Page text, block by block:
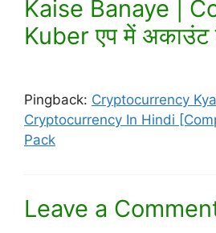
Kaise Banaye |
Kuber एप में अकाउंट
Pingback: Cryptocurrency
Cryptocurrency In Hindi
Pack
Leave a